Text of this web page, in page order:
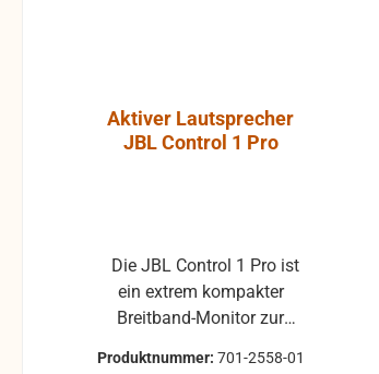
Aktiver Lautsprecher
JBL Control 1 Pro
ein extrem kompakter
Breitband-Monitor zur
Produktnummer: 701-2558-01